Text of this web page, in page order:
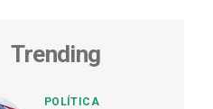
Trending
POLÍTICA